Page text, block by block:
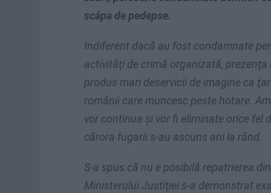
scăpa de pedepse.
Indiferent dacă au fost condamnate
activităţi de crimă organizată, prezenţa
produs mari deservicii de imagine ca
românii care muncesc peste hotare.
vor continua şi vor fi eliminate orice fel
cărora fugarii s-au ascuns ani la rând.
S-a spus că nu e posibilă repatrierea
Ministerului Justiţiei s-a demonstrat